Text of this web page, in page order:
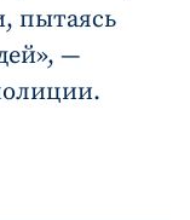
пытаясь
—